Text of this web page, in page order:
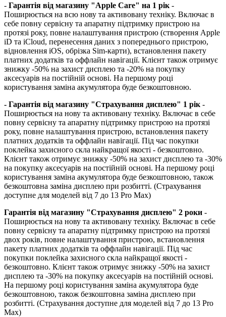
- Гарантія від магазину "Apple Care" на 1 рік -
Поширюється на всю нову та активовану техніку. Включає в
себе повну сервісну та апаратну підтримку пристрою на
протязі року, повне налаштування пристрою (створення Apple
iD та iCloud, перенесення даних з попереднього пристрою,
відновлення іOS, обрізка Sim-карти), встановлення пакету
платних додатків та оффлайн навігації. Клієнт також отримує
знижку -50% на захист дисплею та -20% на покупку
аксесуарів на постійній основі. На першому році
користування заміна акумулятора буде безкоштовною.
- Гарантія від магазину "Страхування дисплею" 1 рік -
Поширюється на нову та активовану техніку. Включає в себе
повну сервісну та апаратну підтримку пристрою на протязі
року, повне налаштування пристрою, встановлення пакету
платних додатків та оффлайн навігації. Під час покупки
поклейка захисного скла найкращої якості - безкоштовно.
Клієнт також отримує знижку -50% на захист дисплею та -30%
на покупку аксесуарів на постійній основі. На першому році
користування заміна акумулятора буде безкоштовною, також
безкоштовна заміна дисплею при розбитті. (Страхування
доступне для моделей від 7 до 13 Pro Max)
Гарантія від магазину "Страхування дисплею" 2 роки -
Поширюється на нову та активовану техніку. Включає в себе
повну сервісну та апаратну підтримку пристрою на протязі
двох років, повне налаштування пристрою, встановлення
пакету платних додатків та оффлайн навігації. Під час
покупки поклейка захисного скла найкращої якості -
безкоштовно. Клієнт також отримує знижку -50% на захист
дисплею та -30% на покупку аксесуарів на постійній основі.
На першому році користування заміна акумулятора буде
безкоштовною, також безкоштовна заміна дисплею при
розбитті. (Страхування доступне для моделей від 7 до 13 Pro
Max)